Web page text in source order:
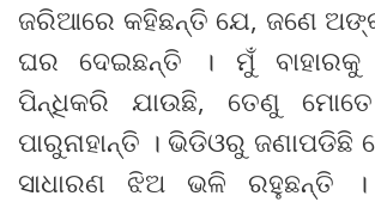
ଜରିଆରେ କହିଛନ୍ତି ଯେ, ଜଣେ
ଘର ଦେଇଛନ୍ତି । ମୁଁ ବାହାରକୁ
ପିନ୍ଧିକରି ଯାଉଛି, ତେଣୁ
ପାରୁନାହାନ୍ତି । ଭିଡିଓରୁ ଜଣାପଡିଛି
ସାଧାରଣ ଝିଅ ଭଳି ରହୁଛନ୍ତି ।